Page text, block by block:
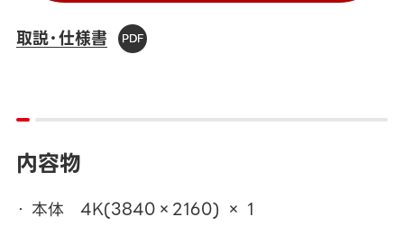
取説・仕様書
内容物
本体 4K(3840×2160) × 1